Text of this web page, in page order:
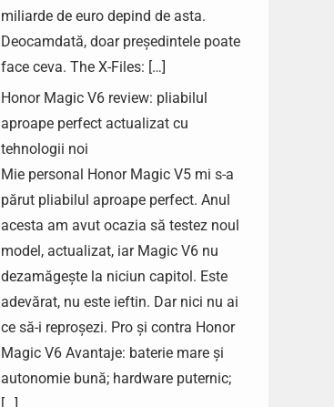
miliarde de euro depind de asta.
Deocamdată, doar președintele poate
face ceva. The X-Files: […]
Honor Magic V6 review: pliabilul
aproape perfect actualizat cu
tehnologii noi
Mie personal Honor Magic V5 mi s-a
părut pliabilul aproape perfect. Anul
acesta am avut ocazia să testez noul
model, actualizat, iar Magic V6 nu
dezamăgește la niciun capitol. Este
adevărat, nu este ieftin. Dar nici nu ai
ce să-i reproșezi. Pro și contra Honor
Magic V6 Avantaje: baterie mare și
autonomie bună; hardware puternic;